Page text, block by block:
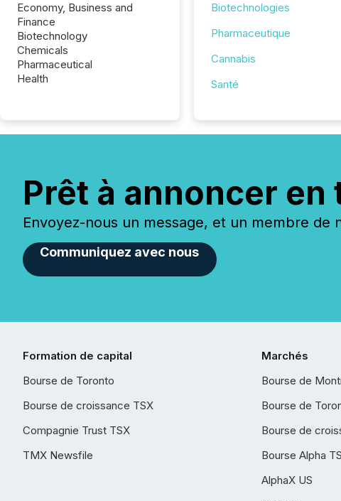
Economy, Business and
Finance
Biotechnology
Chemicals
Pharmaceutical
Health
Biotechnologies
Pharmaceutique
Cannabis
Santé
Prêt à annoncer
Envoyez-nous un message, et un membre
Communiquez avec nous
Formation de capital
Bourse de Toronto
Bourse de croissance TSX
Compagnie Trust TSX
TMX Newsfile
Marchés
Bourse de
Bourse de
Bourse de
Bourse Alpha
AlphaX US